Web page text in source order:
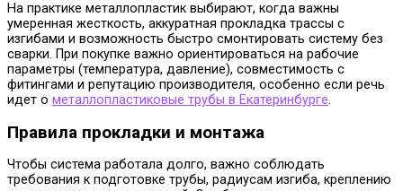
На практике металлопластик выбирают, когда важны
умеренная жесткость, аккуратная прокладка трассы с
изгибами и возможность быстро смонтировать систему без
сварки. При покупке важно ориентироваться на рабочие
параметры (температура, давление), совместимость с
фитингами и репутацию производителя, особенно если речь
идет о металлопластиковые трубы в Екатеринбурге.
Правила прокладки и монтажа
Чтобы система работала долго, важно соблюдать
требования к подготовке трубы, радиусам изгиба, креплению